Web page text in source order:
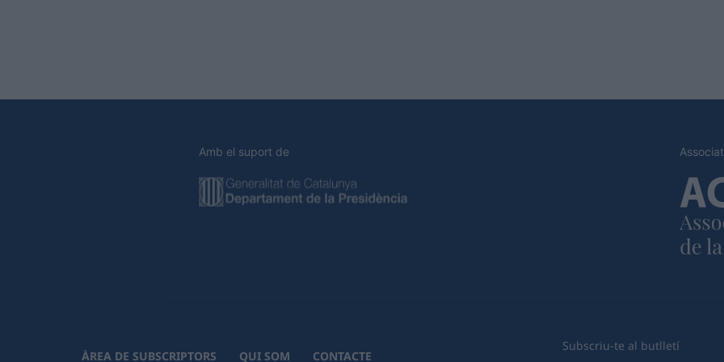
Amb el suport de
ÀREA DE SUBSCRIPTORS QUI SOM CONTACTE
Subscriu-te al butlletí